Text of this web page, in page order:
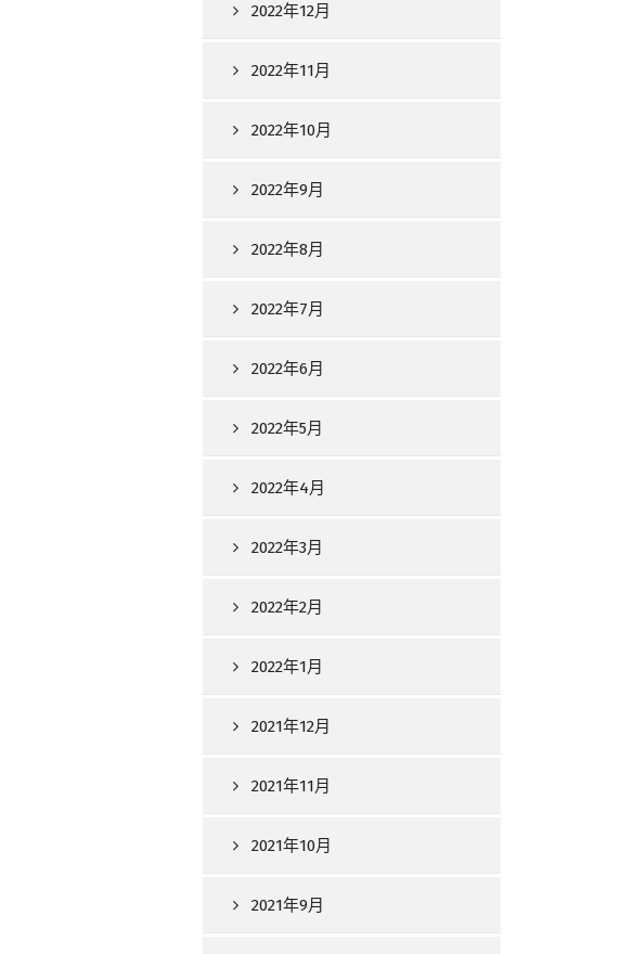
2022年12月
2022年11月
2022年10月
2022年9月
2022年8月
2022年7月
2022年6月
2022年5月
2022年4月
2022年3月
2022年2月
2022年1月
2021年12月
2021年11月
2021年10月
2021年9月